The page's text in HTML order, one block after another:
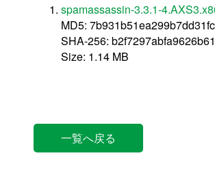
spamassassin-3.3.1-
MD5:
SHA-256:
Size: 1.14 MB
一覧へ戻る